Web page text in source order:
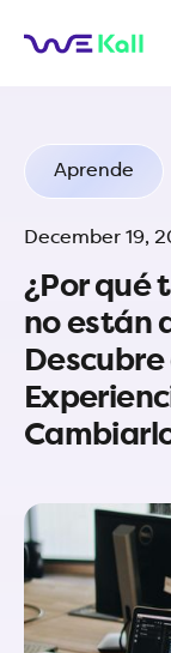
Aprende
December 19,
¿Por qué
no están